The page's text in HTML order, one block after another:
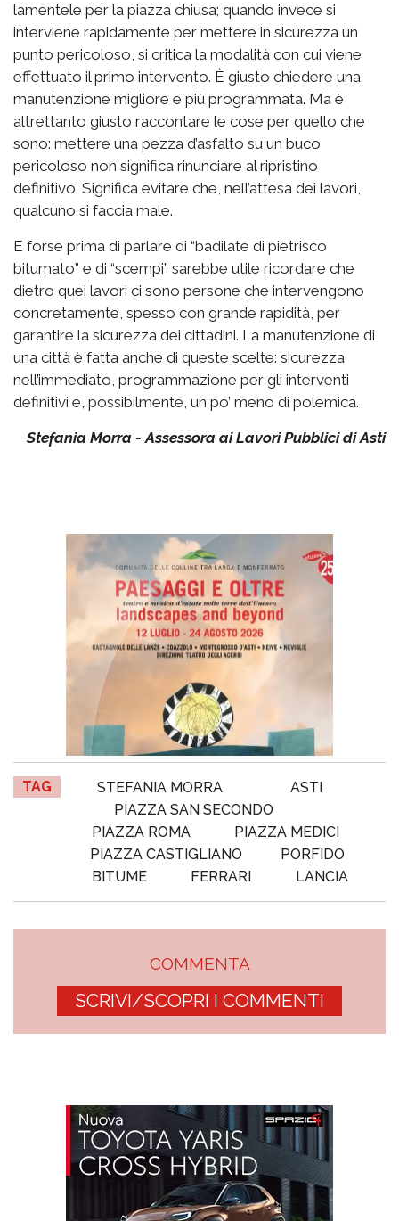
lamentele per la piazza chiusa; quando invece si
interviene rapidamente per mettere in sicurezza un
punto pericoloso, si critica la modalità con cui viene
effettuato il primo intervento. È giusto chiedere una
manutenzione migliore e più programmata. Ma è
altrettanto giusto raccontare le cose per quello che
sono: mettere una pezza d’asfalto su un buco
pericoloso non significa rinunciare al ripristino
definitivo. Significa evitare che, nell’attesa dei lavori,
qualcuno si faccia male.
E forse prima di parlare di “badilate di pietrisco
bitumato” e di “scempi” sarebbe utile ricordare che
dietro quei lavori ci sono persone che intervengono
concretamente, spesso con grande rapidità, per
garantire la sicurezza dei cittadini. La manutenzione di
una città è fatta anche di queste scelte: sicurezza
nell’immediato, programmazione per gli interventi
definitivi e, possibilmente, un po’ meno di polemica.
Stefania Morra - Assessora ai Lavori Pubblici di Asti
TAG STEFANIA MORRA
ASTI
PIAZZA SAN SECONDO
PIAZZA ROMA
PIAZZA MEDICI
PIAZZA CASTIGLIANO
PORFIDO
BITUME
FERRARI LANCIA
COMMENTA
SCRIVI/SCOPRI I COMMENTI